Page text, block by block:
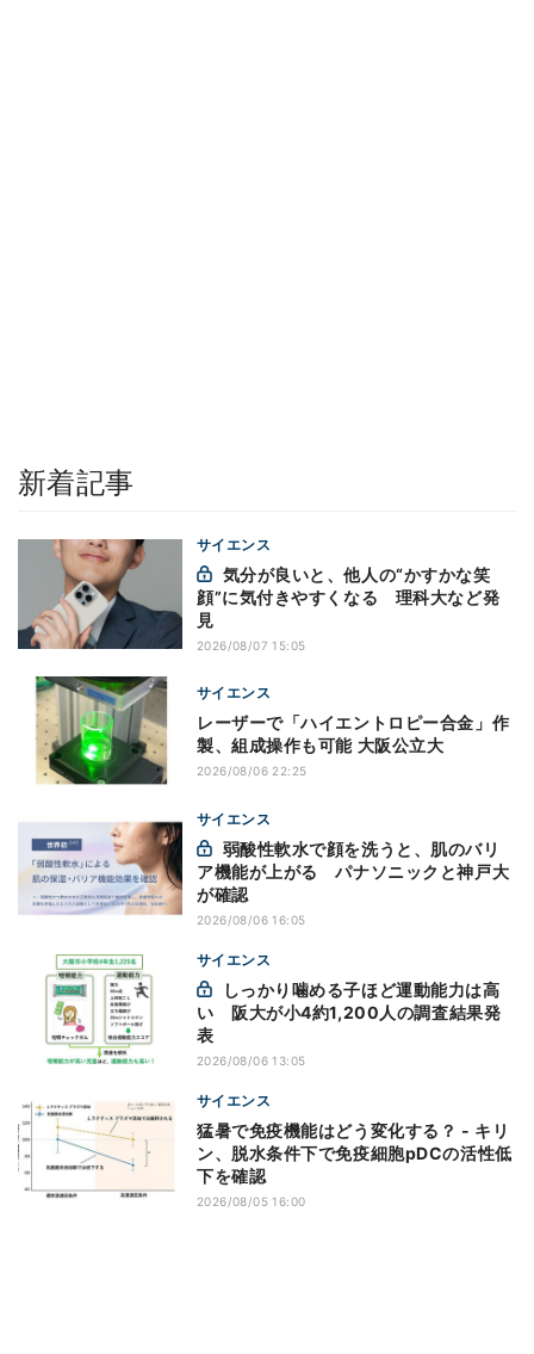
新着記事
サイエンス
顔”に気付きやすくなる 理科大など発
見
2026/08/07 15:05
サイエンス
レーザーで「ハイエントロピー合金」作
製、組成操作も可能 大阪公立大
2026/08/06 22:25
サイエンス
ア機能が上がる パナソニックと神戸大
が確認
2026/08/06 16:05
サイエンス
い 阪大が小4約1,200人の調査結果発
表
2026/08/06 13:05
サイエンス
猛暑で免疫機能はどう変化する？ - キリ
ン、脱水条件下で免疫細胞pDCの活性低
下を確認
2026/08/05 16:00